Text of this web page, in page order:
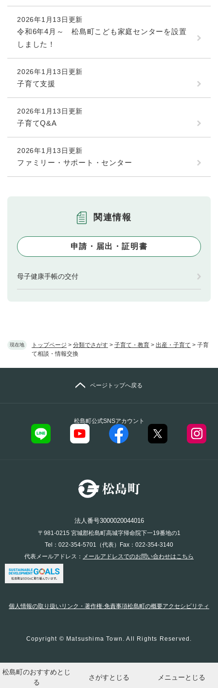
松島町のおすすめとじ
る
さがすとじる メニューとじる
現在地 トップページ > 分類でさがす > 子育て・教育 > 出産・子育て > 子育
て相談・情報交換
2026年1月13日更新
令和6年4月～ 松島町こども家庭センターを設置
しました！
2026年1月13日更新
子育て支援
2026年1月13日更新
子育てQ&A
2026年1月13日更新
ファミリー・サポート・センター
関連情報
申請・届出・証明書
母子健康手帳の交付
松島町公式SNSアカウント
ページトップへ戻る
法人番号3000020044016
〒981-0215 宮城郡松島町高城字帰命院下一19番地の1
Tel：022-354-5701（代表）Fax：022-354-3140
代表メールアドレス： メールアドレスでのお問い合わせはこちら
個人情報の取り扱いリンク・著作権·免責事項松島町の概要アクセシビリティ
Copyright © Matsushima Town. All Rights Reserved.